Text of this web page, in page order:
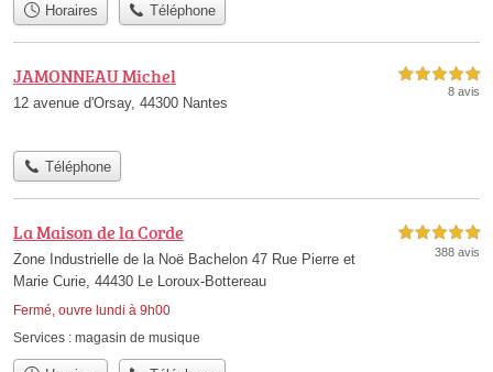
Horaires Téléphone
JAMONNEAU Michel
12 avenue d'Orsay, 44300 Nantes
5,0 étoiles sur 5
8 avis
Téléphone
La Maison de la Corde
Zone Industrielle de la Noë Bachelon 47 Rue Pierre et
Marie Curie, 44430 Le Loroux-Bottereau
Fermé, ouvre lundi à 9h00
5,0 étoiles sur 5
388 avis
Services : magasin de musique